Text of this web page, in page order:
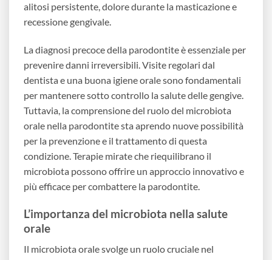
alitosi persistente, dolore durante la masticazione e
recessione gengivale.
La diagnosi precoce della parodontite è essenziale per
prevenire danni irreversibili. Visite regolari dal
dentista e una buona igiene orale sono fondamentali
per mantenere sotto controllo la salute delle gengive.
Tuttavia, la comprensione del ruolo del microbiota
orale nella parodontite sta aprendo nuove possibilità
per la prevenzione e il trattamento di questa
condizione. Terapie mirate che riequilibrano il
microbiota possono offrire un approccio innovativo e
più efficace per combattere la parodontite.
L’importanza del microbiota nella salute
orale
Il microbiota orale svolge un ruolo cruciale nel